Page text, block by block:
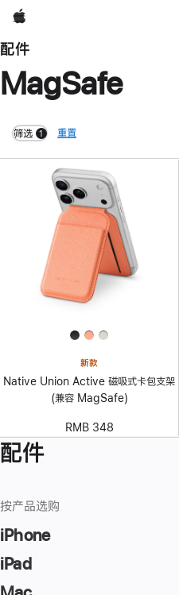
Apple
配件
MagSafe
筛选 1
filters active
重置
新款
Native Union Active 磁吸式卡包支架
(兼容 MagSafe)
RMB 348
配件
按产品选购
iPhone
iPad